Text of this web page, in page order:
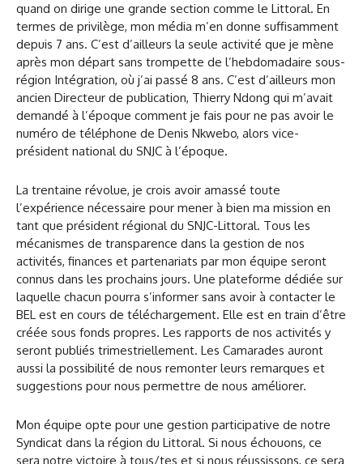
quand on dirige une grande section comme le Littoral. En
termes de privilège, mon média m’en donne suffisamment
depuis 7 ans. C’est d’ailleurs la seule activité que je mène
après mon départ sans trompette de l’hebdomadaire sous-
région Intégration, où j’ai passé 8 ans. C’est d’ailleurs mon
ancien Directeur de publication, Thierry Ndong qui m’avait
demandé à l’époque comment je fais pour ne pas avoir le
numéro de téléphone de Denis Nkwebo, alors vice-
président national du SNJC à l’époque.
La trentaine révolue, je crois avoir amassé toute
l’expérience nécessaire pour mener à bien ma mission en
tant que président régional du SNJC-Littoral. Tous les
mécanismes de transparence dans la gestion de nos
activités, finances et partenariats par mon équipe seront
connus dans les prochains jours. Une plateforme dédiée sur
laquelle chacun pourra s’informer sans avoir à contacter le
BEL est en cours de téléchargement. Elle est en train d’être
créée sous fonds propres. Les rapports de nos activités y
seront publiés trimestriellement. Les Camarades auront
aussi la possibilité de nous remonter leurs remarques et
suggestions pour nous permettre de nous améliorer.
Mon équipe opte pour une gestion participative de notre
Syndicat dans la région du Littoral. Si nous échouons, ce
sera notre victoire à tous/tes et si nous réussissons, ce sera